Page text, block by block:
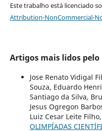
Este trabalho está licenciado
Attribution-NonCommercial-
Artigos mais lidos
Jose Renato Vidigal
Souza, Eduardo
Santiago da Silva,
Jesus Ogregon
Luiz Cesar Leite
OLIMPÍADAS